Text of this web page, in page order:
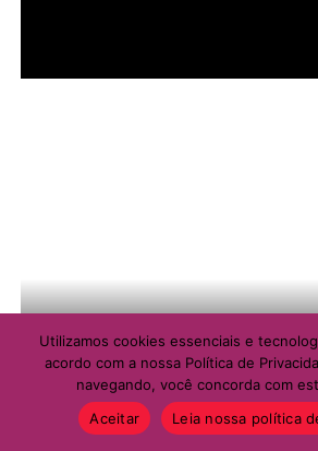
MULHER
Utilizamos cookies essenciais e
acordo com a nossa Política de
navegando, você concorda com
Aceitar
Leia nossa política